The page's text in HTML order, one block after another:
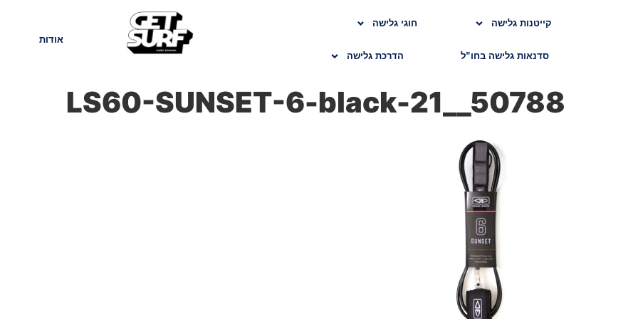
קייטנות גלישה חוגי גלישה
סדנאות גלישה בחו”ל הדרכת גלישה
בלוג אודות
LS60-SUNSET-6-black-21__50788